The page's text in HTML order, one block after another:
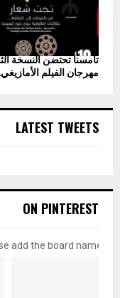
تامسنا تحتضن النسخة
مهرجان الفيلم
LATEST TWEETS
ON PINTEREST
add the board name